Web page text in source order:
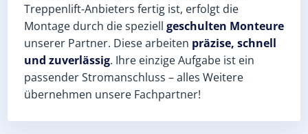
Treppenlift-Anbieters fertig ist, erfolgt die
Montage durch die speziell geschulten Monteure
unserer Partner. Diese arbeiten präzise, schnell
und zuverlässig. Ihre einzige Aufgabe ist ein
passender Stromanschluss – alles Weitere
übernehmen unsere Fachpartner!